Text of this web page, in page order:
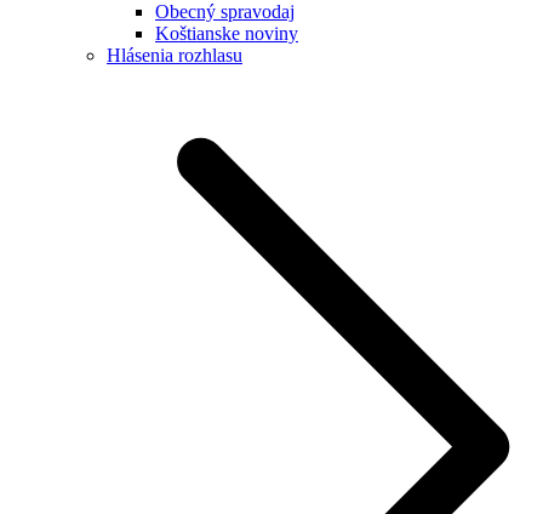
Obecný spravodaj
Koštianske noviny
Hlásenia rozhlasu